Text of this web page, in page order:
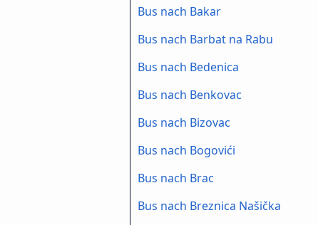
Bus nach Bakar
Bus nach Barbat na Rabu
Bus nach Bedenica
Bus nach Benkovac
Bus nach Bizovac
Bus nach Bogovići
Bus nach Brac
Bus nach Breznica Našička